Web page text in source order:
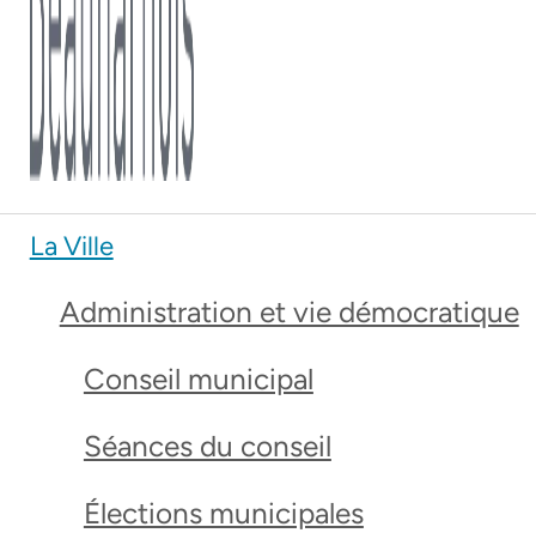
La Ville
Administration et vie démocratique
Conseil municipal
Séances du conseil
Élections municipales